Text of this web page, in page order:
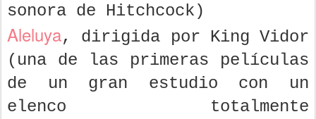
sonora de Hitchcock)
Aleluya, dirigida por King Vidor
(una de las primeras películas
de un gran estudio con un
elenco totalmente